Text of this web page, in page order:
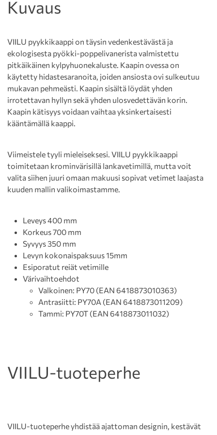
Kuvaus
VIILU pyykkikaappi on täysin vedenkestävästä ja
ekologisesta pyökki-poppelivanerista valmistettu
pitkäikäinen kylpyhuonekaluste. Kaapin ovessa on
käytetty hidastesaranoita, joiden ansiosta ovi sulkeutuu
mukavan pehmeästi. Kaapin sisältä löydät yhden
irrotettavan hyllyn sekä yhden ulosvedettävän korin.
Kaapin kätisyys voidaan vaihtaa yksinkertaisesti
kääntämällä kaappi.
Viimeistele tyyli mieleiseksesi. VIILU pyykkikaappi
toimitetaan krominvärisillä lankavetimillä, mutta voit
valita siihen juuri omaan makuusi sopivat vetimet laajasta
kuuden mallin valikoimastamme.
Leveys 400 mm
Korkeus 700 mm
Syvyys 350 mm
Levyn kokonaispaksuus 15mm
Esiporatut reiät vetimille
Värivaihtoehdot
Valkoinen: PY70 (EAN 6418873010363)
Antrasiitti: PY70A (EAN 6418873011209)
Tammi: PY70T (EAN 6418873011032)
VIILU-tuoteperhe
VIILU-tuoteperhe yhdistää ajattoman designin, kestävät